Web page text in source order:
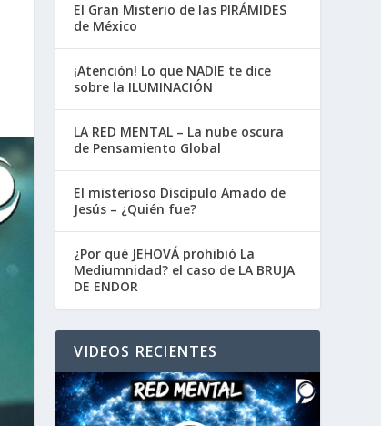
El Gran Misterio de las PIRÁMIDES
de México
¡Atención! Lo que NADIE te dice
sobre la ILUMINACIÓN
LA RED MENTAL – La nube oscura
de Pensamiento Global
El misterioso Discípulo Amado de
Jesús – ¿Quién fue?
¿Por qué JEHOVÁ prohibió La
Mediumnidad? el caso de LA BRUJA
DE ENDOR
VIDEOS RECIENTES